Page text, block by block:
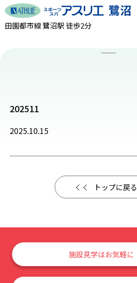
田園都市線 鷺沼駅 徒歩2分
202511
2025.10.15
トップに戻る
施設見学はお気軽に